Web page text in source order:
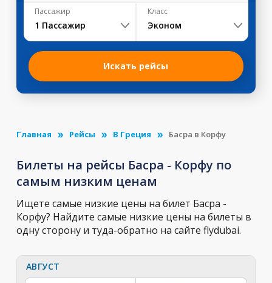
Пассажир
1 Пассажир
Класс
Эконом
Искать рейсы
Главная Рейсы В Греция Басра в Корфу
Билеты на рейсы Басра - Корфу по
самым низким ценам
Ищете самые низкие цены на билет Басра -
Корфу? Найдите самые низкие цены на билеты в
одну сторону и туда-обратно на сайте flydubai.
АВГУСТ